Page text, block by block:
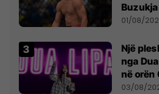
anti-
01/08/
Një
nga
në orën
- dhe
03/08/